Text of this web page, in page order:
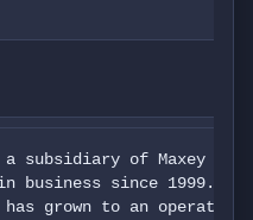
a subsidiary of Maxey
in business since 1999.
has grown to an operation